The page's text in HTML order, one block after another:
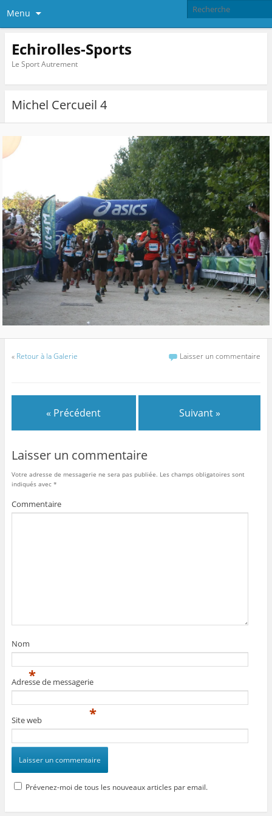
Menu
Echirolles-Sports
Le Sport Autrement
Michel Cercueil 4
« Retour à la Galerie Laisser un commentaire
« Précédent Suivant »
Laisser un commentaire
Votre adresse de messagerie ne sera pas publiée. Les champs obligatoires sont
indiqués avec *
Commentaire
Nom
*
Adresse de messagerie
*
Site web
Prévenez-moi de tous les nouveaux articles par email.